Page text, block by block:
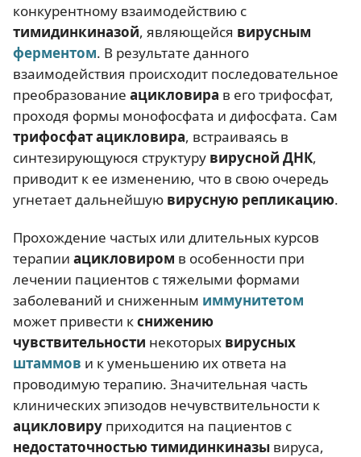
конкурентному взаимодействию с
тимидинкиназой, являющейся вирусным
ферментом. В результате данного
взаимодействия происходит последовательное
преобразование ацикловира в его трифосфат,
проходя формы монофосфата и дифосфата. Сам
трифосфат ацикловира, встраиваясь в
синтезирующуюся структуру вирусной ДНК,
приводит к ее изменению, что в свою очередь
угнетает дальнейшую вирусную репликацию.
Прохождение частых или длительных курсов
терапии ацикловиром в особенности при
лечении пациентов с тяжелыми формами
заболеваний и сниженным иммунитетом
может привести кснижению
чувствительности некоторых вирусных
штаммов и к уменьшению их ответа на
проводимую терапию. Значительная часть
клинических эпизодов нечувствительности к
ацикловиру приходится на пациентов с
недостаточностью тимидинкиназы вируса,